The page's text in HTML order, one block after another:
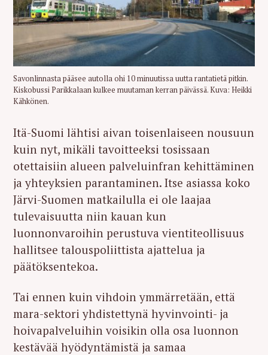
Savonlinnasta pääsee autolla ohi 10 minuutissa uutta rantatietä pitkin.
Kiskobussi Parikkalaan kulkee muutaman kerran päivässä. Kuva: Heikki
Kähkönen.
Itä-Suomi lähtisi aivan toisenlaiseen nousuun
kuin nyt, mikäli tavoitteeksi tosissaan
otettaisiin alueen palveluinfran kehittäminen
ja yhteyksien parantaminen. Itse asiassa koko
Järvi-Suomen matkailulla ei ole laajaa
tulevaisuutta niin kauan kun
luonnonvaroihin perustuva vientiteollisuus
hallitsee talouspoliittista ajattelua ja
päätöksentekoa.
Tai ennen kuin vihdoin ymmärretään, että
mara-sektori yhdistettynä hyvinvointi- ja
hoivapalveluihin voisikin olla osa luonnon
kestävää hyödyntämistä ja samaa